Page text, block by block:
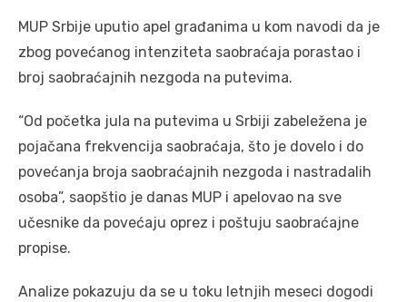
MUP Srbije uputio apel građanima u kom navodi da je
zbog povećanog intenziteta saobraćaja porastao i
broj saobraćajnih nezgoda na putevima.
“Od početka jula na putevima u Srbiji zabeležena je
pojačana frekvencija saobraćaja, što je dovelo i do
povećanja broja saobraćajnih nezgoda i nastradalih
osoba”, saopštio je danas MUP i apelovao na sve
učesnike da povećaju oprez i poštuju saobraćajne
propise.
Analize pokazuju da se u toku letnjih meseci dogodi